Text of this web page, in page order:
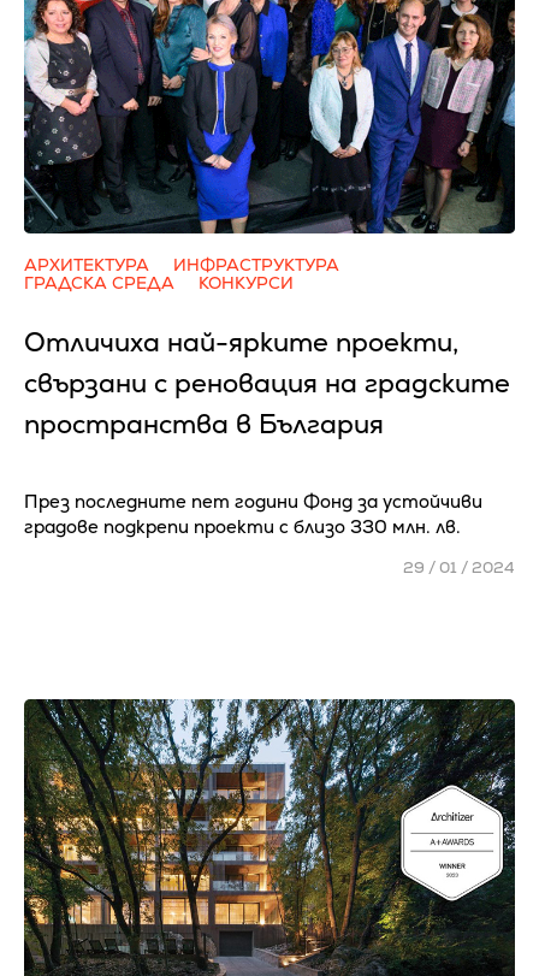
АРХИТЕКТУРА
ИНФРАСТРУКТУРА
ГРАДСКА СРЕДА
КОНКУРСИ
Отличиха най-ярките проекти,
свързани с реновация на градските
пространства в България
През последните пет години Фонд за устойчиви
градове подкрепи проекти с близо 330 млн. лв.
29 / 01 / 2024